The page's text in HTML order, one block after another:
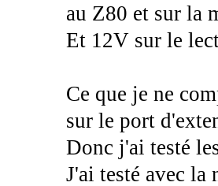
au Z80 et sur la
Et 12V sur le
Ce que je ne
sur le port
Donc j'ai testé
J'ai testé avec la